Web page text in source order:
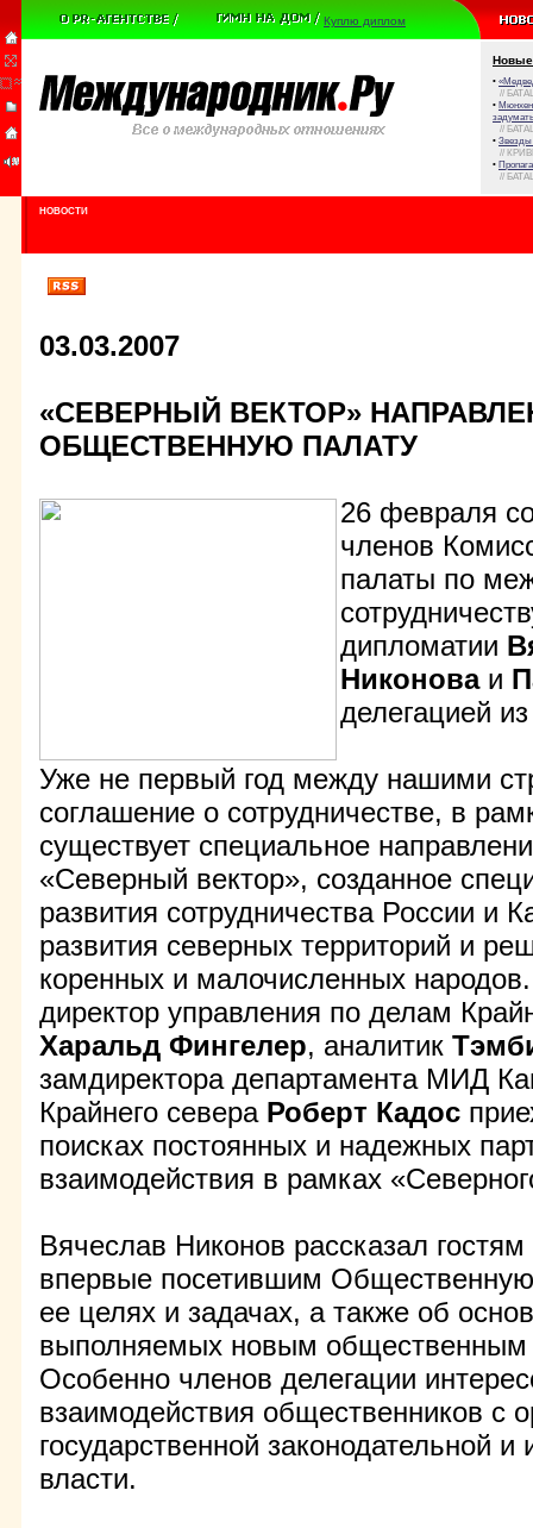
Куплю диплом
Новые
•
//
•
//
• Звезды
//
•
//
НОВОСТИ
03.03.2007
«СЕВЕРНЫЙ ВЕКТОР»
ОБЩЕСТВЕННУЮ ПАЛАТУ
26 февраля
членов
палаты по
дипломатии
Никонова и
делегацией
Уже не первый год между нашими
соглашение о сотрудничестве, в
существует специальное
«Северный вектор», созданное
развития сотрудничества России и
развития северных территорий и
коренных и малочисленных народов.
директор управления по делам
Харальд Фингелер, аналитик
замдиректора департамента МИД
Крайнего севера Роберт Кадос
поисках постоянных и надежных
взаимодействия в рамках
Вячеслав Никонов рассказал
впервые посетившим
ее целях и задачах, а также об
выполняемых новым общественным
Особенно членов делегации
взаимодействия общественников с
государственной законодательной и
власти.